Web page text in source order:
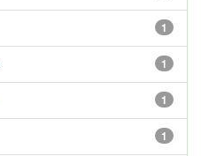
1
1
1
1